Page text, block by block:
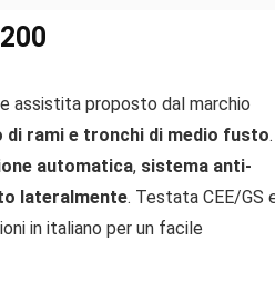
assistita proposto dal marchio
di rami e tronchi di medio fusto
automatica, sistema anti-
lateralmente. Testata CEE/GS
in italiano per un facile